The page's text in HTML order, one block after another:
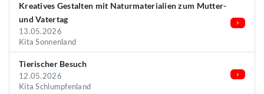
Kreatives Gestalten mit Naturmaterialien zum Mutter-
und Vatertag
13.05.2026
Kita Sonnenland
Tierischer Besuch
12.05.2026
Kita Schlumpfenland